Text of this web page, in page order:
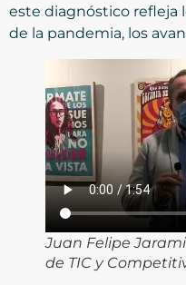
este diagnóstico refleja
de la pandemia, los
Juan Felipe
de TIC y